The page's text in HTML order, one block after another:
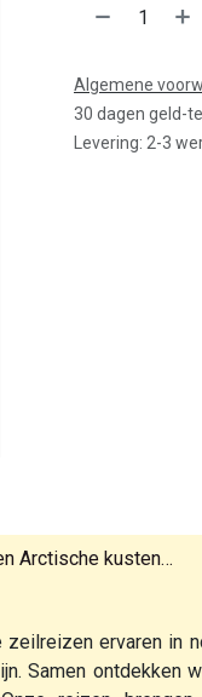
Algemene
30 dagen geld-
Levering: 2-3
Arctische kusten…
ervaren in
Samen ontdekken